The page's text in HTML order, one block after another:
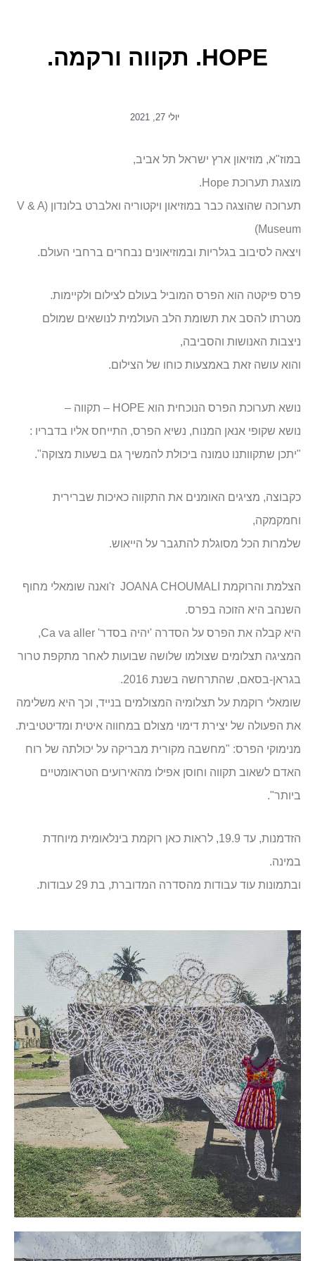
HOPE. תקווה ורקמה.
יולי 27, 2021
במוז"א, מוזיאון ארץ ישראל תל אביב,
מוצגת תערוכת Hope.
תערוכה שהוצגה כבר במוזיאון ויקטוריה ואלברט בלונדון (V & A
Museum)
ויצאה לסיבוב בגלריות ובמוזיאונים נבחרים ברחבי העולם.
פרס פיקטה הוא הפרס המוביל בעולם לצילום ולקיימות.
מטרתו להסב את תשומת הלב העולמית לנושאים שמולם
ניצבות האנושות והסביבה,
והוא עושה זאת באמצעות כוחו של הצילום.
נושא תערוכת הפרס הנוכחית הוא HOPE – תקווה –
נושא שקופי אנאן המנוח, נשיא הפרס, התייחס אליו בדבריו :
"יתכן שתקוותנו טמונה ביכולת להמשיך גם בשעות מצוקה".
כקבוצה, מציגים האומנים את התקווה כאיכות שברירית
וחמקמקה,
שלמרות הכל מסוגלת להתגבר על הייאוש.
הצלמת והרוקמת JOANA CHOUMALI ז'ואנה שומאלי מחוף
השנהב היא הזוכה בפרס.
היא קבלה את הפרס על הסדרה 'יהיה בסדר' Ca va aller,
המציגה תצלומים שצולמו שלושה שבועות לאחר מתקפת טרור
בגראן-בסאם, שהתרחשה בשנת 2016.
שומאלי רוקמת על תצלומיה המצולמים בנייד, וכך היא משלימה
את הפעולה של יצירת דימוי מצולם במחווה איטית ומדיטטיבית.
מנימוקי הפרס: "מחשבה מקורית מבריקה על יכולתה של רוח
האדם לשאוב תקווה וחוסן אפילו מהאירועים הטראומטיים
ביותר".
הזדמנות, עד 19.9, לראות כאן רוקמת בינלאומית מיוחדת
במינה.
ובתמונות עוד עבודות מהסדרה המדוברת, בת 29 עבודות.